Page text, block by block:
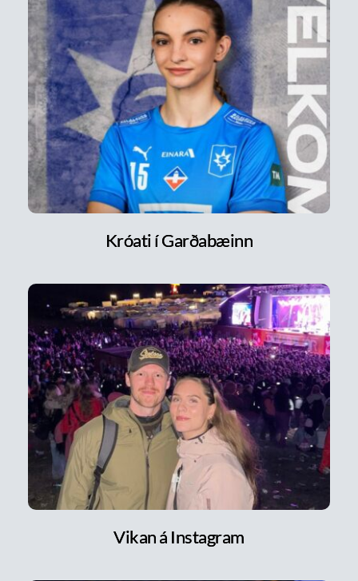
Króati í Garðabæinn
Vikan á Instagram